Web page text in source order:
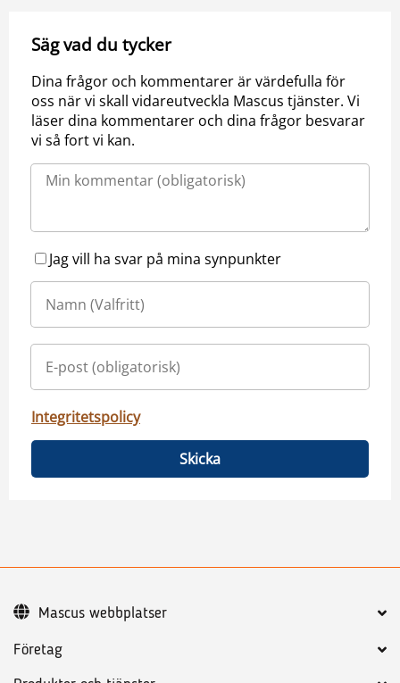
Säg vad du tycker
Dina frågor och kommentarer är värdefulla för
oss när vi skall vidareutveckla Mascus tjänster. Vi
läser dina kommentarer och dina frågor besvarar
vi så fort vi kan.
Jag vill ha svar på mina synpunkter
Integritetspolicy
Skicka
Företag
Mascus webbplatser